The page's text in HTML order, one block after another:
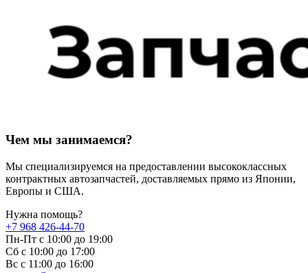
Чем мы занимаемся?
Мы специализируемся на предоставлении высококлассных
контрактных автозапчастей, доставляемых прямо из Японии,
Европы и США.
Нужна помощь?
+7 968 426-44-70
Пн-Пт с 10:00 до 19:00
Сб с 10:00 до 17:00
Вс c 11:00 до 16:00